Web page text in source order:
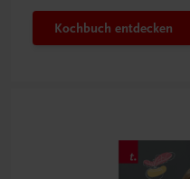
Kochbuch entdecken